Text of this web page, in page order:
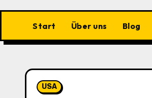
Start Über uns Blog
USA